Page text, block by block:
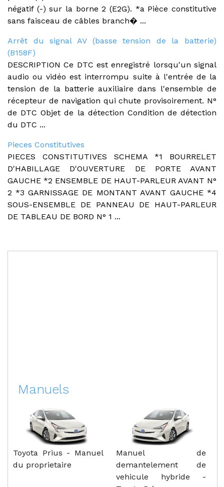
négatif (-) sur la borne 2 (E2G). *a Pièce constitutive
sans faisceau de câbles branch� ...
Arrêt du signal AV (basse tension de la batterie)
(B158F)
DESCRIPTION Ce DTC est enregistré lorsqu'un signal
audio ou vidéo est interrompu suite à l'entrée de la
tension de la batterie auxiliaire dans l'ensemble de
récepteur de navigation qui chute provisoirement. N°
de DTC Objet de la détection Condition de détection
du DTC ...
Pieces Constitutives
PIECES CONSTITUTIVES SCHEMA *1 BOURRELET
D'HABILLAGE D'OUVERTURE DE PORTE AVANT
GAUCHE *2 ENSEMBLE DE HAUT-PARLEUR AVANT N°
2 *3 GARNISSAGE DE MONTANT AVANT GAUCHE *4
SOUS-ENSEMBLE DE PANNEAU DE HAUT-PARLEUR
DE TABLEAU DE BORD N° 1 ...
Manuels
Toyota Prius - Manuel
du proprietaire
Manuel de
demantelement de
vehicule hybride -